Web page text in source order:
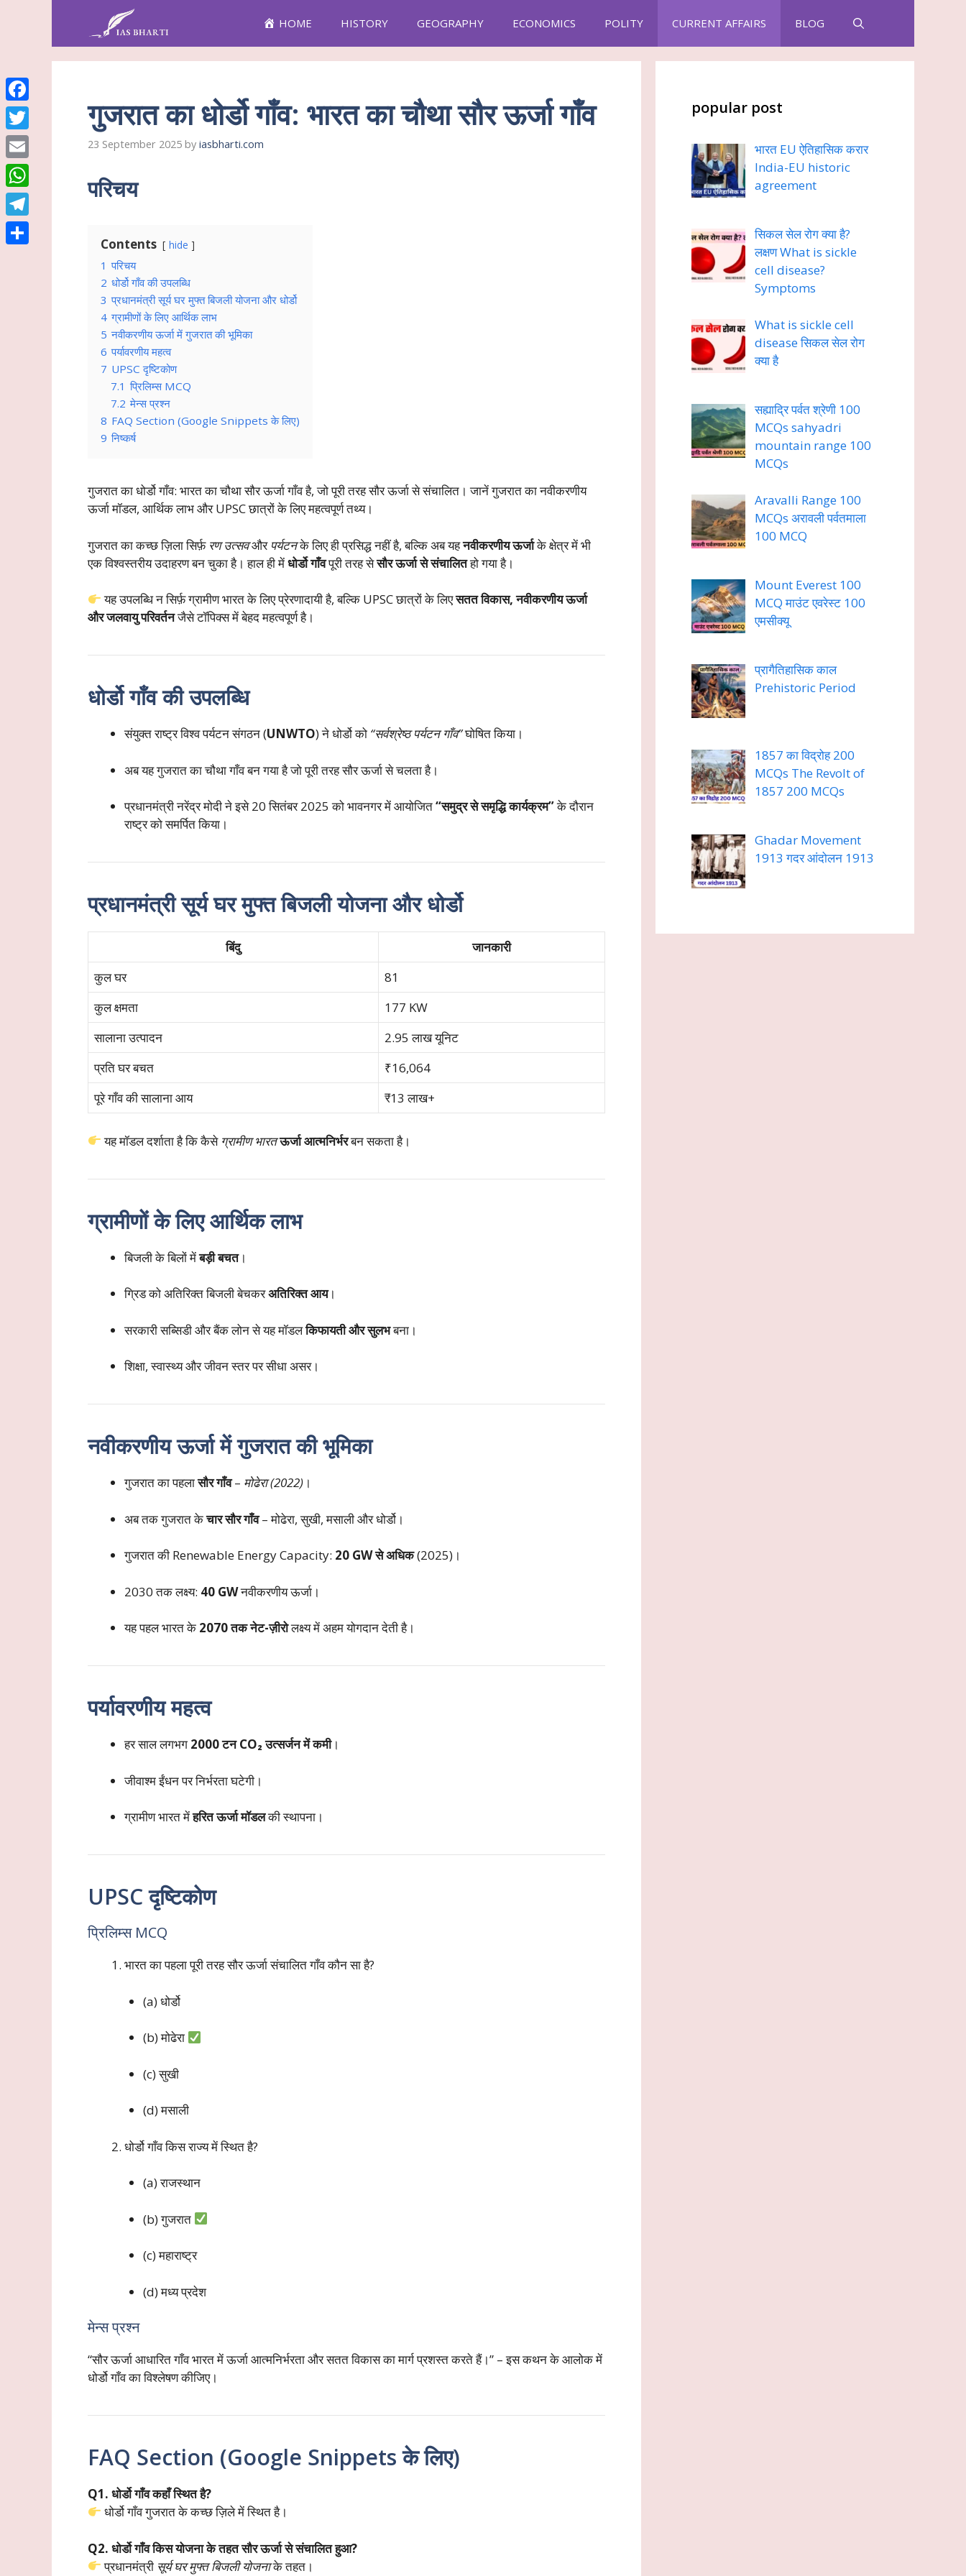
HOME HISTORY GEOGRAPHY ECONOMICS POLITY CURRENT AFFAIRS BLOG
गुजरात का धोर्डो गाँव: भारत का चौथा सौर ऊर्जा गाँव
23 September 2025 by iasbharti.com
परिचय
Contents hide
1 परिचय
2 धोर्डो गाँव की उपलब्धि
3 प्रधानमंत्री सूर्य घर मुफ्त बिजली योजना और धोर्डो
4 ग्रामीणों के लिए आर्थिक लाभ
5 नवीकरणीय ऊर्जा में गुजरात की भूमिका
6 पर्यावरणीय महत्व
7 UPSC दृष्टिकोण
7.1 प्रिलिम्स MCQ
7.2 मेन्स प्रश्न
8 FAQ Section (Google Snippets के लिए)
9 निष्कर्ष
गुजरात का धोर्डो गाँव: भारत का चौथा सौर ऊर्जा गाँव है, जो पूरी तरह सौर ऊर्जा से संचालित। जानें गुजरात का नवीकरणीय
ऊर्जा मॉडल, आर्थिक लाभ और UPSC छात्रों के लिए महत्वपूर्ण तथ्य।
गुजरात का कच्छ ज़िला सिर्फ़ रण उत्सवऔर पर्यटनके लिए ही प्रसिद्ध नहीं है, बल्कि अब यहनवीकरणीय ऊर्जाके क्षेत्र में भी
एक विश्वस्तरीय उदाहरण बन चुका है। हाल ही मेंधोर्डो गाँवपूरी तरह सेसौर ऊर्जा से संचालितहो गया है।
यह उपलब्धि न सिर्फ़ ग्रामीण भारत के लिए प्रेरणादायी है, बल्कि UPSC छात्रों के लिएसतत विकास, नवीकरणीय ऊर्जा
और जलवायु परिवर्तनजैसे टॉपिक्स में बेहद महत्वपूर्ण है।
धोर्डो गाँव की उपलब्धि
संयुक्त राष्ट्र विश्व पर्यटन संगठन (UNWTO) ने धोर्डो को “सर्वश्रेष्ठ पर्यटन गाँव”घोषित किया।
अब यह गुजरात का चौथा गाँव बन गया है जो पूरी तरह सौर ऊर्जा से चलता है।
प्रधानमंत्री नरेंद्र मोदी ने इसे 20 सितंबर 2025 को भावनगर में आयोजित“समुद्र से समृद्धि कार्यक्रम”के दौरान
राष्ट्र को समर्पित किया।
प्रधानमंत्री सूर्य घर मुफ्त बिजली योजना और धोर्डो
बिंदु
जानकारी
कुल घर
81
कुल क्षमता
177 KW
सालाना उत्पादन
2.95 लाख यूनिट
प्रति घर बचत
₹16,064
पूरे गाँव की सालाना आय
₹13 लाख+
यह मॉडल दर्शाता है कि कैसे ग्रामीण भारतऊर्जा आत्मनिर्भरबन सकता है।
ग्रामीणों के लिए आर्थिक लाभ
बिजली के बिलों मेंबड़ी बचत।
ग्रिड को अतिरिक्त बिजली बेचकरअतिरिक्त आय।
सरकारी सब्सिडी और बैंक लोन से यह मॉडलकिफायती और सुलभबना।
शिक्षा, स्वास्थ्य और जीवन स्तर पर सीधा असर।
नवीकरणीय ऊर्जा में गुजरात की भूमिका
गुजरात का पहलासौर गाँव– मोढेरा (2022) ।
अब तक गुजरात केचार सौर गाँव– मोढेरा, सुखी, मसाली और धोर्डो।
गुजरात की Renewable Energy Capacity: 20 GW से अधिक(2025)।
2030 तक लक्ष्य: 40 GWनवीकरणीय ऊर्जा।
यह पहल भारत के 2070 तक नेट-ज़ीरोलक्ष्य में अहम योगदान देती है।
पर्यावरणीय महत्व
हर साल लगभग 2000 टन CO₂ उत्सर्जन में कमी।
जीवाश्म ईंधन पर निर्भरता घटेगी।
ग्रामीण भारत मेंहरित ऊर्जा मॉडलकी स्थापना।
UPSC दृष्टिकोण
प्रिलिम्स MCQ
भारत का पहला पूरी तरह सौर ऊर्जा संचालित गाँव कौन सा है?
(a) धोर्डो
(b) मोढेरा
(c) सुखी
(d) मसाली
धोर्डो गाँव किस राज्य में स्थित है?
(a) राजस्थान
(b) गुजरात
(c) महाराष्ट्र
(d) मध्य प्रदेश
मेन्स प्रश्न
“सौर ऊर्जा आधारित गाँव भारत में ऊर्जा आत्मनिर्भरता और सतत विकास का मार्ग प्रशस्त करते हैं।” – इस कथन के आलोक में
धोर्डो गाँव का विश्लेषण कीजिए।
FAQ Section (Google Snippets के लिए)
Q1. धोर्डो गाँव कहाँ स्थित है?
धोर्डो गाँव गुजरात के कच्छ ज़िले में स्थित है।
Q2. धोर्डो गाँव किस योजना के तहत सौर ऊर्जा से संचालित हुआ?
प्रधानमंत्री सूर्य घर मुफ्त बिजली योजनाके तहत।
popular post
भारत EU ऐतिहासिक करार
India-EU historic
agreement
सिकल सेल रोग क्या है?
लक्षण What is sickle
cell disease?
Symptoms
What is sickle cell
disease सिकल सेल रोग
क्या है
सह्याद्रि पर्वत श्रेणी 100
MCQs sahyadri
mountain range 100
MCQs
Aravalli Range 100
MCQs अरावली पर्वतमाला
100 MCQ
Mount Everest 100
MCQ माउंट एवरेस्ट 100
एमसीक्यू
प्रागैतिहासिक काल
Prehistoric Period
1857 का विद्रोह 200
MCQs The Revolt of
1857 200 MCQs
Ghadar Movement
1913 गदर आंदोलन 1913
Facebook
Twitter
Email
WhatsApp
Telegram